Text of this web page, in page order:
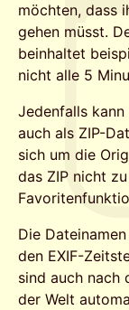
möchten, dass
gehen müsst.
beinhaltet
nicht alle 5
Jedenfalls
auch als ZIP-
sich um die
das ZIP nicht
Die
den EXIF-
sind auch nach
der Welt